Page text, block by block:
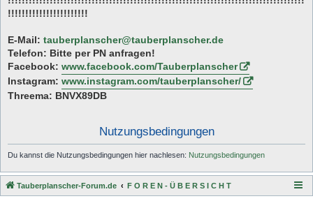
!!!!!!!!!!!!!!!!!!!!!!!
E-Mail: tauberplanscher@tauberplanscher.de
Telefon: Bitte per PN anfragen!
Facebook: www.facebook.com/Tauberplanscher
Instagram: www.instagram.com/tauberplanscher/
Threema: BNVX89DB
Nutzungsbedingungen
Du kannst die Nutzungsbedingungen hier nachlesen: Nutzungsbedingungen
Tauberplanscher-Forum.de F O R E N - Ü B E R S I C H T